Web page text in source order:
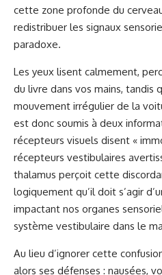
cette zone profonde du
redistribuer les signaux
paradoxe.
Les yeux lisent calmement,
du livre dans vos mains, tandis
mouvement irrégulier de la
est donc soumis à deux
récepteurs visuels disent «
récepteurs vestibulaires
thalamus perçoit cette
logiquement qu’il doit s’agir
impactant nos organes
système vestibulaire dans le
Au lieu d’ignorer cette
alors ses défenses : nausées,